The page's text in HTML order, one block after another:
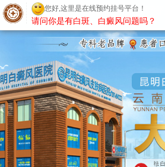
昆明白癜风医院
请问你是有白斑、白癜风问题吗？